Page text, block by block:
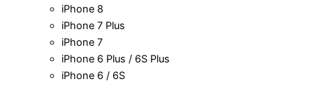
iPhone 8
iPhone 7 Plus
iPhone 7
iPhone 6 Plus / 6S Plus
iPhone 6 / 6S